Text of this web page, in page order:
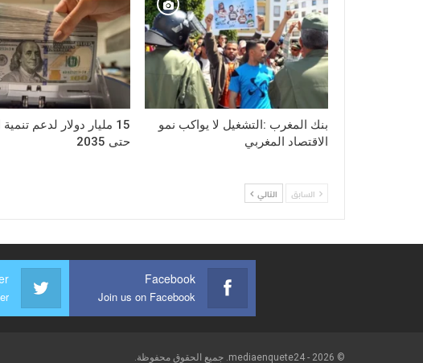
بنك المغرب :التشغيل لا يواكب نمو
الاقتصاد المغربي
15 مليار دولار لدعم
حتى 2035
السابق التالي
Facebook
Join us on Facebook
© 2026 - mediaenquete24. جميع الحقوق محفوظة.